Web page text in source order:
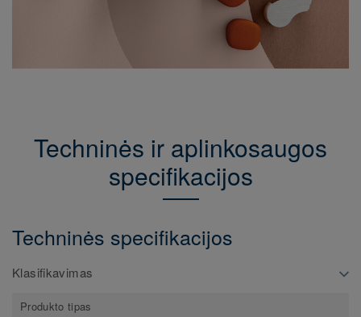
Techninės ir aplinkosaugos
specifikacijos
Techninės specifikacijos
Klasifikavimas
Produkto tipas